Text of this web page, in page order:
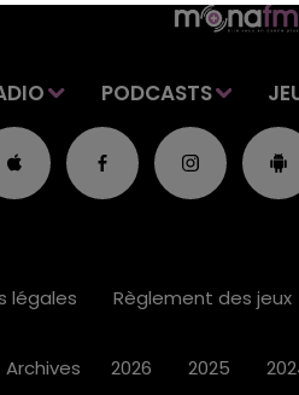
PODCASTS
légales Règlement des jeux
Archives 2026 2025